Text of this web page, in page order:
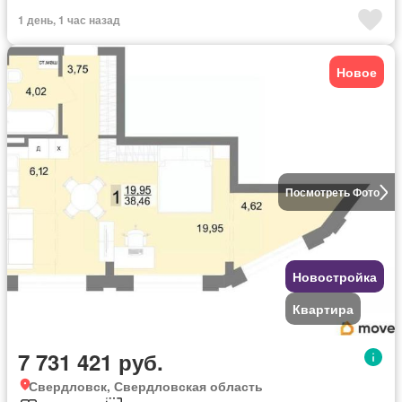
1 день, 1 час назад
Посмотреть Фото
Новое
Новостройка
Квартира
7 731 421 руб.
Свердловск, Свердловская область